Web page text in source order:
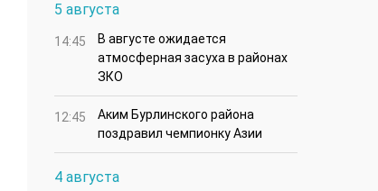
5 августа
14:45
В августе ожидается
атмосферная засуха в районах
ЗКО
12:45
Аким Бурлинского района
поздравил чемпионку Азии
4 августа